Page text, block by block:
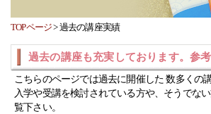
TOPページ>過去の講座実績
過去の講座も充実しております。参考
こちらのページでは過去に開催した 数多くの
入学や受講を検討されている方や、そうでな
覧下さい。